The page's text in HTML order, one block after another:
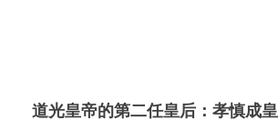
道光皇帝的第二任皇后：孝慎成